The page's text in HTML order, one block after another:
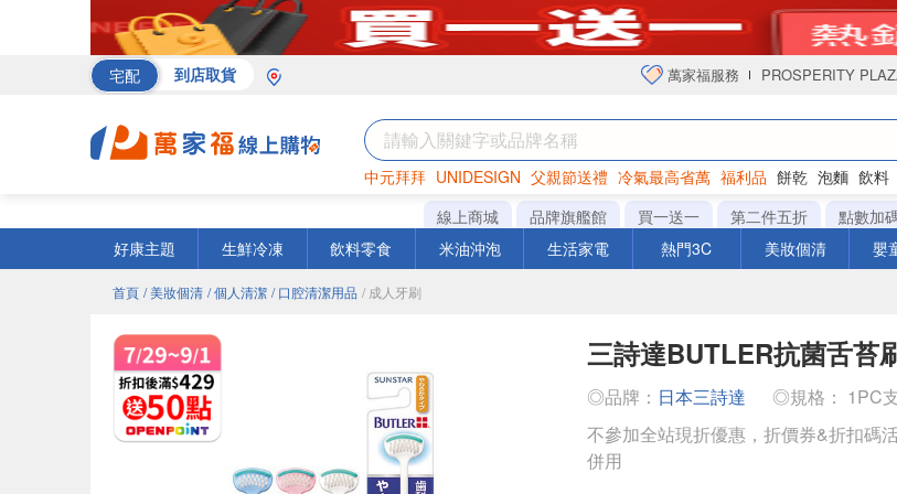
宅配 到店取貨 萬家福服務 PROSPERITY
中元拜拜 UNIDESIGN 父親節送禮 冷氣最高省萬 福利品 餅乾 泡麵 飲料
海苔 巧克力 衛生紙
線上商城 品牌旗艦館 買一送一 第二件五折 點數加
好康主題
生鮮冷凍 飲料零食 米油沖泡 生活家電 熱門3C 美妝個清 嬰
首頁 / 美妝個清 / 個人清潔 / 口腔清潔用品 / 成人牙刷
三詩達BUTLER抗菌舌苔
◎品牌： 日本三詩達
◎規格： 1PC
不參加全站現折優惠，折價券&折扣碼
併用